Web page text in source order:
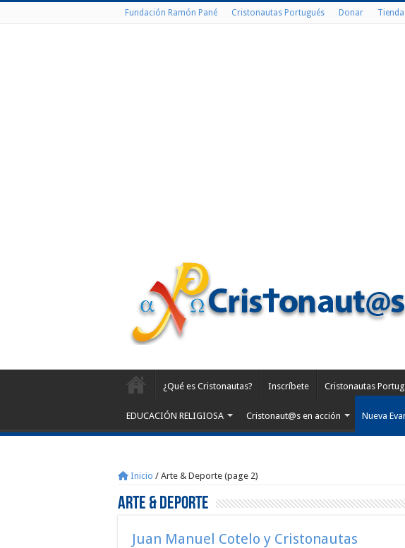
Fundación Ramón Pané Cristonautas Portugués Donar
¿Qué es Cristonautas? Inscríbete Cristonautas
EDUCACIÓN RELIGIOSA Cristonaut@s en acción Nueva
Inicio / Arte & Deporte (page 2)
Arte & Deporte
Juan Manuel Cotelo y Cristonautas